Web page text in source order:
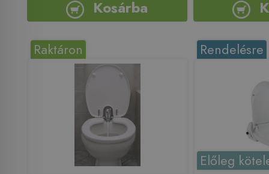
Kosárba
Raktáron Rendelésre
Előleg